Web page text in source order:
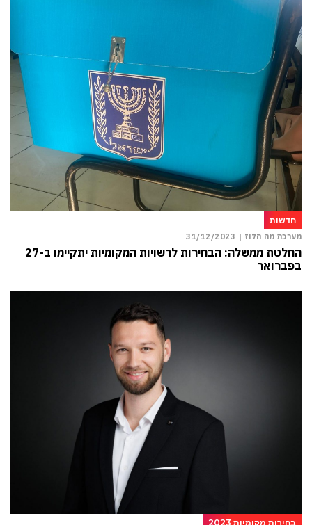
חדשות
מערכת מה הלוז | 31/12/2023
החלטת ממשלה: הבחירות לרשויות המקומיות יתקיימו ב-27
בפברואר
בחירות מקומיות 2023